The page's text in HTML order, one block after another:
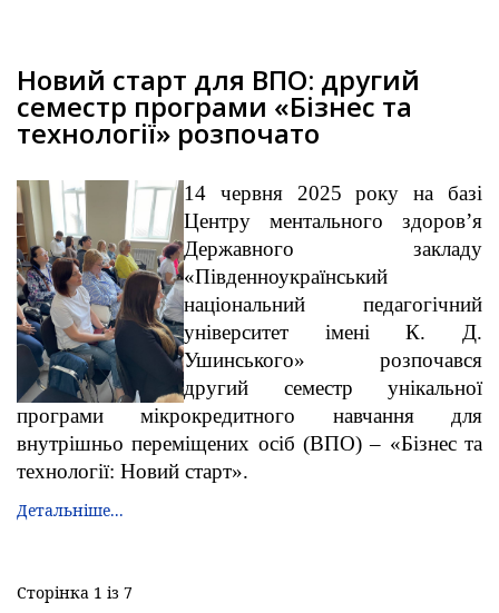
Новий старт для ВПО: другий
семестр програми «Бізнес та
технології» розпочато
14 червня 2025 року на базі
Центру ментального здоров’я
Державного закладу
«Південноукраїнський
національний педагогічний
університет імені К. Д.
Ушинського» розпочався
другий семестр унікальної
програми мікрокредитного навчання для
внутрішньо переміщених осіб (ВПО) – «Бізнес та
технології: Новий старт».
Детальніше...
Сторінка 1 із 7